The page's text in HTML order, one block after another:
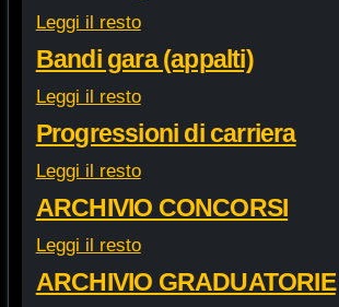
Leggi il resto
Bandi gara (appalti)
Leggi il resto
Progressioni di carriera
Leggi il resto
ARCHIVIO CONCORSI
Leggi il resto
ARCHIVIO GRADUATORIE